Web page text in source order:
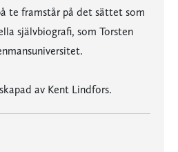
te framstår på det sättet som
självbiografi, som Torsten
av Kent Lindfors.